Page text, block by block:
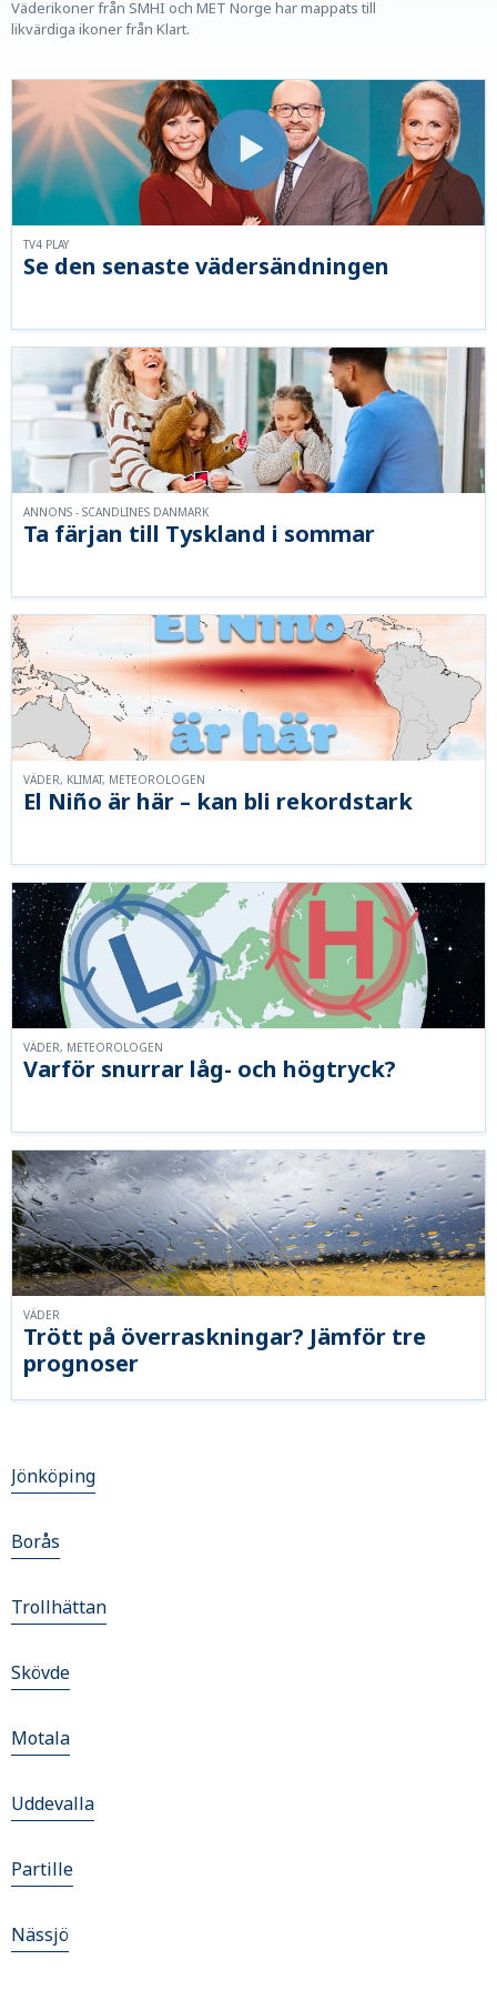
Väderikoner från SMHI och MET Norge har mappats till
likvärdiga ikoner från Klart.
Se den senaste vädersändningen
TV4 PLAY
Ta färjan till Tyskland i sommar
ANNONS - SCANDLINES DANMARK
El Niño är här – kan bli rekordstark
VÄDER, KLIMAT, METEOROLOGEN
Varför snurrar låg- och högtryck?
VÄDER, METEOROLOGEN
Trött på överraskningar? Jämför tre
prognoser
VÄDER
Jönköping
Borås
Trollhättan
Skövde
Motala
Uddevalla
Partille
Nässjö